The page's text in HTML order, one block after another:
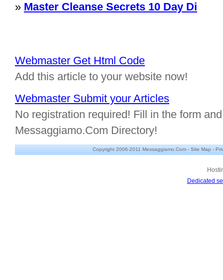
» Master Cleanse Secrets 10 Day Di
Webmaster Get Html Code
Add this article to your website now!
Webmaster Submit your Articles
No registration required! Fill in the form
Messaggiamo.Com Directory!
Copyright 2006-2011 Messaggiamo.Com - Site Map -
Dedicated